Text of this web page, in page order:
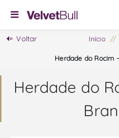
Voltar Início /
Herdade do Rocim
Herdade do